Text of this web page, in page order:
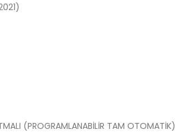
(PROGRAMLANABİLİR TAM OTOMATİK)